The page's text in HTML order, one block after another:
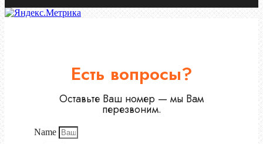
Есть вопросы?
Оставьте Ваш номер — мы Вам
перезвоним.
Name